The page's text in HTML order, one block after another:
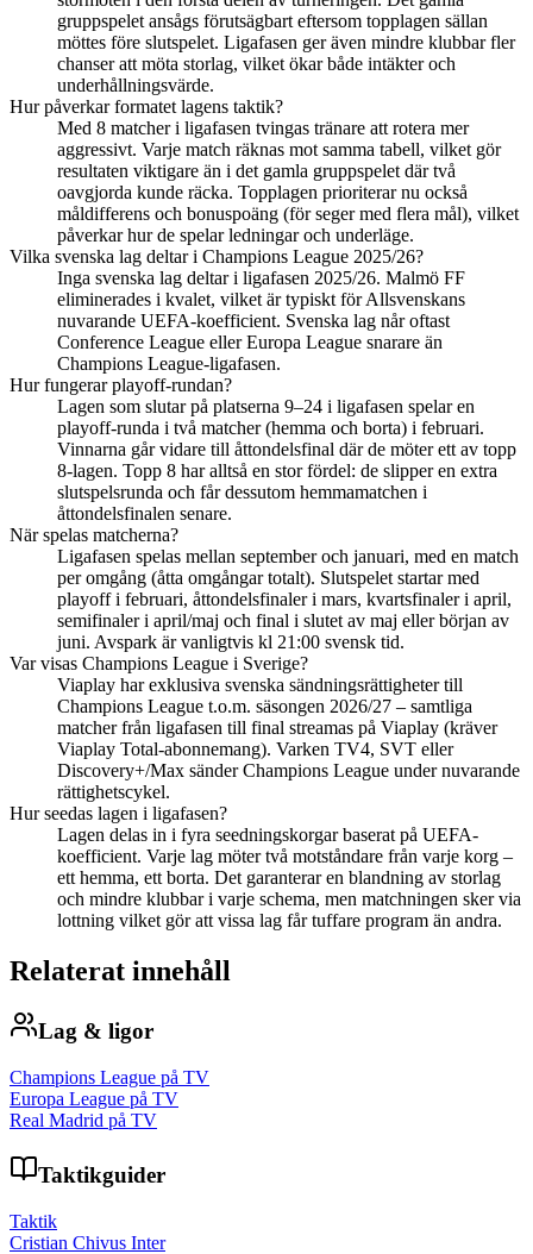
gruppspelet ansågs förutsägbart eftersom topplagen sällan
möttes före slutspelet. Ligafasen ger även mindre klubbar fler
chanser att möta storlag, vilket ökar både intäkter och
underhållningsvärde.
Hur påverkar formatet lagens taktik?
Med 8 matcher i ligafasen tvingas tränare att rotera mer
aggressivt. Varje match räknas mot samma tabell, vilket gör
resultaten viktigare än i det gamla gruppspelet där två
oavgjorda kunde räcka. Topplagen prioriterar nu också
måldifferens och bonuspoäng (för seger med flera mål), vilket
påverkar hur de spelar ledningar och underläge.
Vilka svenska lag deltar i Champions League 2025/26?
Inga svenska lag deltar i ligafasen 2025/26. Malmö FF
eliminerades i kvalet, vilket är typiskt för Allsvenskans
nuvarande UEFA-koefficient. Svenska lag når oftast
Conference League eller Europa League snarare än
Champions League-ligafasen.
Hur fungerar playoff-rundan?
Lagen som slutar på platserna 9–24 i ligafasen spelar en
playoff-runda i två matcher (hemma och borta) i februari.
Vinnarna går vidare till åttondelsfinal där de möter ett av topp
8-lagen. Topp 8 har alltså en stor fördel: de slipper en extra
slutspelsrunda och får dessutom hemmamatchen i
åttondelsfinalen senare.
När spelas matcherna?
Ligafasen spelas mellan september och januari, med en match
per omgång (åtta omgångar totalt). Slutspelet startar med
playoff i februari, åttondelsfinaler i mars, kvartsfinaler i april,
semifinaler i april/maj och final i slutet av maj eller början av
juni. Avspark är vanligtvis kl 21:00 svensk tid.
Var visas Champions League i Sverige?
Viaplay har exklusiva svenska sändningsrättigheter till
Champions League t.o.m. säsongen 2026/27 – samtliga
matcher från ligafasen till final streamas på Viaplay (kräver
Viaplay Total-abonnemang). Varken TV4, SVT eller
Discovery+/Max sänder Champions League under nuvarande
rättighetscykel.
Hur seedas lagen i ligafasen?
Lagen delas in i fyra seedningskorgar baserat på UEFA-
koefficient. Varje lag möter två motståndare från varje korg –
ett hemma, ett borta. Det garanterar en blandning av storlag
och mindre klubbar i varje schema, men matchningen sker via
lottning vilket gör att vissa lag får tuffare program än andra.
Relaterat innehåll
Lag & ligor
Champions League på TV
Europa League på TV
Real Madrid på TV
Taktikguider
Taktik
Cristian Chivus Inter